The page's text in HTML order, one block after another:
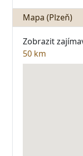
Mapa (Plzeň)
Zobrazit
50 km